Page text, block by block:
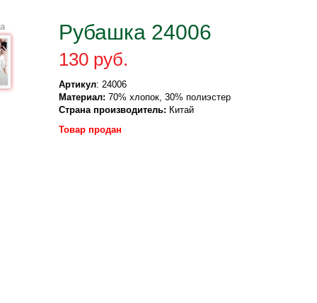
Рубашка 24006
130 руб.
Артикул: 24006
Материал: 70% хлопок, 30% полиэстер
Страна производитель: Китай
Товар продан